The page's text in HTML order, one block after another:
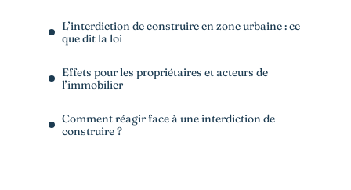
L’interdiction de construire en zone urbaine : ce
que dit la loi
Effets pour les propriétaires et acteurs de
l’immobilier
Comment réagir face à une interdiction de
construire ?